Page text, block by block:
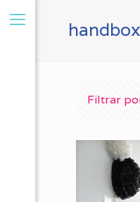
handbox
Filtrar